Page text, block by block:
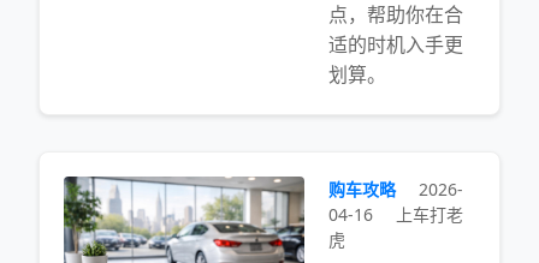
点，帮助你在合
适的时机入手更
划算。
购车攻略
2026-
04-16
上车打老
虎